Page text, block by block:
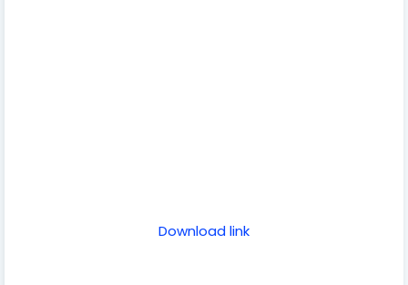
Download link